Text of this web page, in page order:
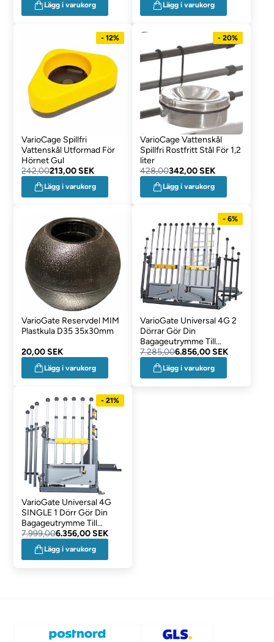
Lägg i varukorg Lägg i varukorg
- 12%
VarioCage Spillfri
Vattenskål Utformad För
Hörnet Gul
242,00213,00 SEK
Lägg i varukorg
- 20%
VarioCage Vattenskål
Spillfri Rostfritt Stål För 1,2
liter
428,00342,00 SEK
Lägg i varukorg
VarioGate Reservdel MIM
Plastkula D35 35x30mm
20,00 SEK
Lägg i varukorg
- 6%
VarioGate Universal 4G 2
Dörrar Gör Din
Bagageutrymme Till
Praktisk Hundbur
7.285,006.856,00 SEK
Lägg i varukorg
- 21%
VarioGate Universal 4G
SINGLE 1 Dörr Gör Din
Bagageutrymme Till
Praktisk Hundbur
7.999,006.356,00 SEK
Lägg i varukorg